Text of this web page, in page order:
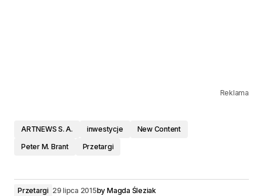
Reklama
ARTNEWS S. A. inwestycje
New Content
Peter M. Brant
Przetargi
Przetargi 29 lipca 2015by Magda Śleziak